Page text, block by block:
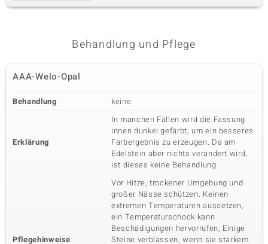
Behandlung und Pflege
AAA-Welo-Opal
Behandlung keine
Erklärung
In manchen Fällen wird die Fassung
innen dunkel gefärbt, um ein besseres
Farbergebnis zu erzeugen. Da am
Edelstein aber nichts verändert wird,
ist dieses keine Behandlung
Pflegehinweise
Vor Hitze, trockener Umgebung und
großer Nässe schützen. Keinen
extremen Temperaturen aussetzen,
ein Temperaturschock kann
Beschädigungen hervorrufen; Einige
Steine verblassen, wenn sie starkem